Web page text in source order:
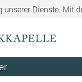
Dienste. Mit